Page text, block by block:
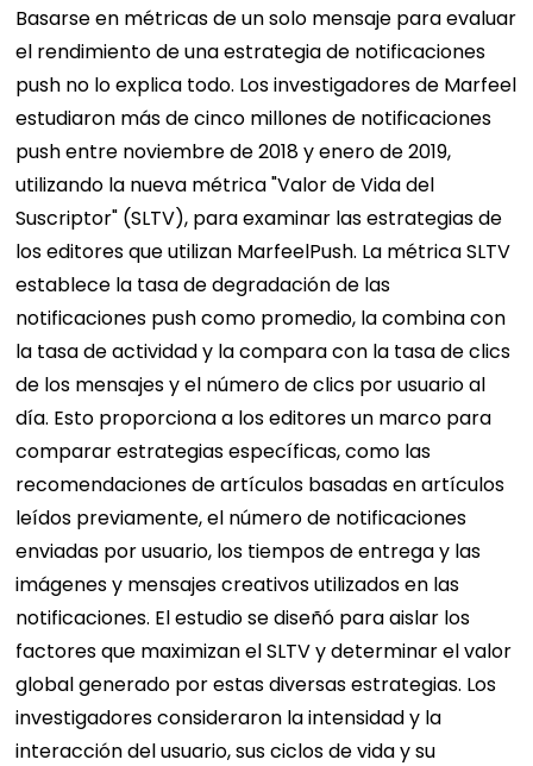
Basarse en métricas de un solo mensaje para evaluar
el rendimiento de una estrategia de notificaciones
push no lo explica todo. Los investigadores de Marfeel
estudiaron más de cinco millones de notificaciones
push entre noviembre de 2018 y enero de 2019,
utilizando la nueva métrica "Valor de Vida del
Suscriptor" (SLTV), para examinar las estrategias de
los editores que utilizan MarfeelPush. La métrica SLTV
establece la tasa de degradación de las
notificaciones push como promedio, la combina con
la tasa de actividad y la compara con la tasa de clics
de los mensajes y el número de clics por usuario al
día. Esto proporciona a los editores un marco para
comparar estrategias específicas, como las
recomendaciones de artículos basadas en artículos
leídos previamente, el número de notificaciones
enviadas por usuario, los tiempos de entrega y las
imágenes y mensajes creativos utilizados en las
notificaciones. El estudio se diseñó para aislar los
factores que maximizan el SLTV y determinar el valor
global generado por estas diversas estrategias. Los
investigadores consideraron la intensidad y la
interacción del usuario, sus ciclos de vida y su